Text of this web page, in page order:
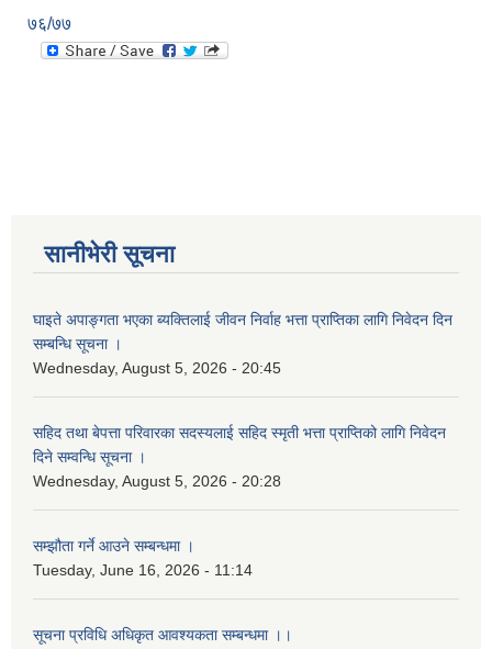
७६/७७
सानीभेरी सूचना
घाइते अपाङ्गता भएका ब्यक्तिलाई जीवन निर्वाह भत्ता प्राप्तिका लागि निवेदन दिन
सम्बन्धि सूचना ।
Wednesday, August 5, 2026 - 20:45
सहिद तथा बेपत्ता परिवारका सदस्यलाई सहिद स्मृती भत्ता प्राप्तिको लागि निवेदन
दिने सम्वन्धि सूचना ।
Wednesday, August 5, 2026 - 20:28
सम्झौता गर्ने आउने सम्बन्धमा ।
Tuesday, June 16, 2026 - 11:14
सूचना प्रविधि अधिकृत आवश्यकता सम्बन्धमा ।।